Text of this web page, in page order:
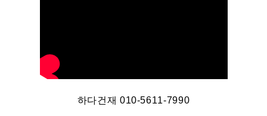
하다건재 010-5611-7990